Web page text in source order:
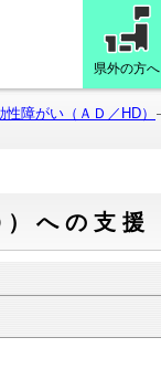
県外の方へ
障がい（ＡＤ／HD）
への支援